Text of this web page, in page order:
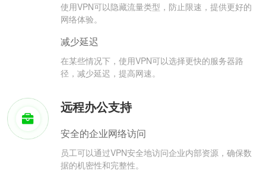
使用VPN可以隐藏流量类型，防止限速，提供更好的
网络体验。
减少延迟
在某些情况下，使用VPN可以选择更快的服务器路
径，减少延迟，提高网速。
远程办公支持
安全的企业网络访问
员工可以通过VPN安全地访问企业内部资源，确保数
据的机密性和完整性。